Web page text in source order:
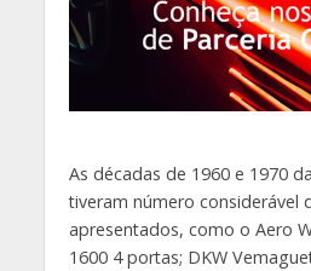
As décadas de 1960 e 1970
tiveram número considerável
apresentados, como o Aero
1600 4 portas; DKW